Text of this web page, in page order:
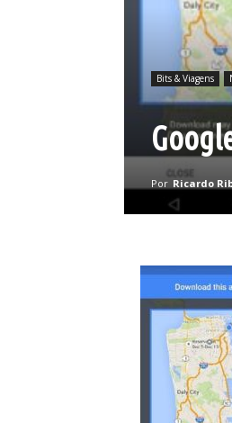
Bits & Viagens
Por Ricardo